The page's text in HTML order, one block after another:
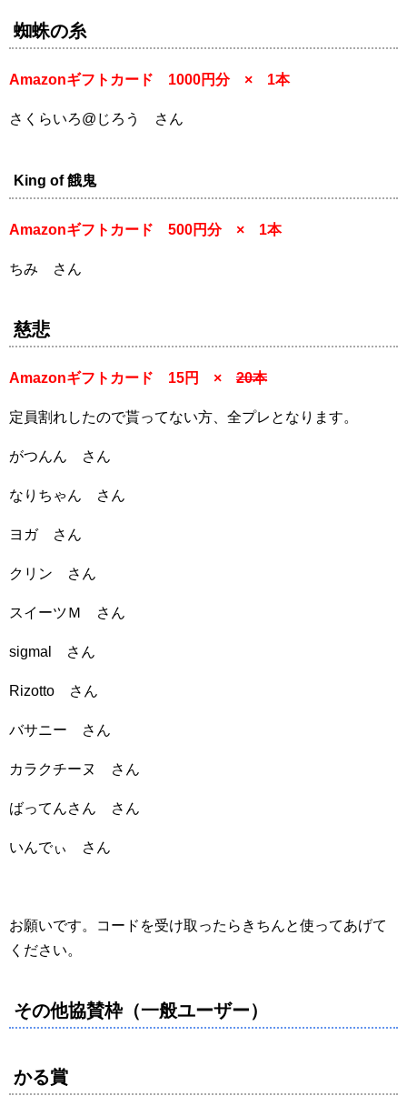
蜘蛛の糸
Amazonギフトカード 1000円分 × 1本
さくらいろ@じろう さん
King of 餓鬼
Amazonギフトカード 500円分 × 1本
ちみ さん
慈悲
Amazonギフトカード 15円 × 20本
定員割れしたので貰ってない方、全プレとなります。
がつんん さん
なりちゃん さん
ヨガ さん
クリン さん
スイーツＭ さん
sigmal さん
Rizotto さん
バサニー さん
カラクチーヌ さん
ばってんさん さん
いんでぃ さん
お願いです。コードを受け取ったらきちんと使ってあげて
ください。
その他協賛枠（一般ユーザー）
かる賞